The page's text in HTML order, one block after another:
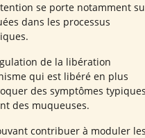
se porte notamment
dans les processus
de la libération
qui est libéré en plus
des symptômes typiques
des muqueuses.
contribuer à moduler les